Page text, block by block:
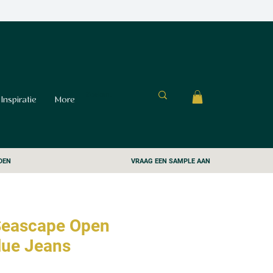
Inspiratie More
VRAAG EEN SAMPLE AAN
Open
Jeans